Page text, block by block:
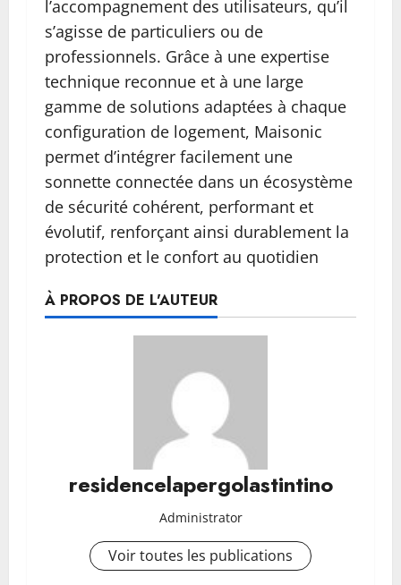
l’accompagnement des utilisateurs, qu’il
s’agisse de particuliers ou de
professionnels. Grâce à une expertise
technique reconnue et à une large
gamme de solutions adaptées à chaque
configuration de logement, Maisonic
permet d’intégrer facilement une
sonnette connectée dans un écosystème
de sécurité cohérent, performant et
évolutif, renforçant ainsi durablement la
protection et le confort au quotidien
À PROPOS DE L'AUTEUR
residencelapergolastintino
Administrator
Voir toutes les publications